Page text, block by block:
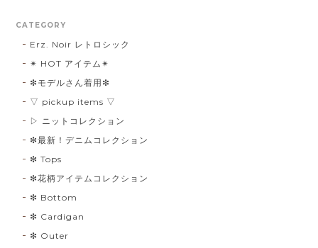
CATEGORY
Erz. Noir レトロシック
✴︎ HOT アイテム✴︎
❇︎モデルさん着用❇︎
▽ pickup items ▽
▷ ニットコレクション
❇︎最新！デニムコレクション
❇︎ Tops
❇︎花柄アイテムコレクション
❇︎ Bottom
❇︎ Cardigan
❇︎ Outer